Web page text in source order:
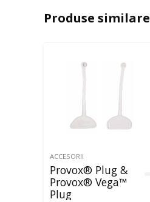
Produse similare
ACCESORII
Provox® Plug &
Provox® Vega™
Plug